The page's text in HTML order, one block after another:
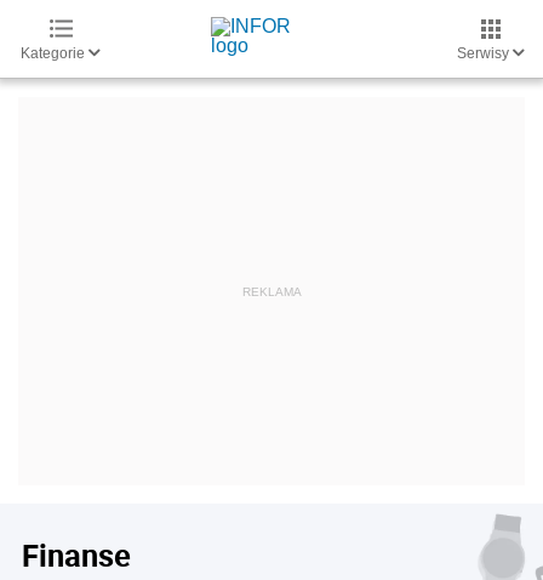
Kategorie Serwisy
Finanse